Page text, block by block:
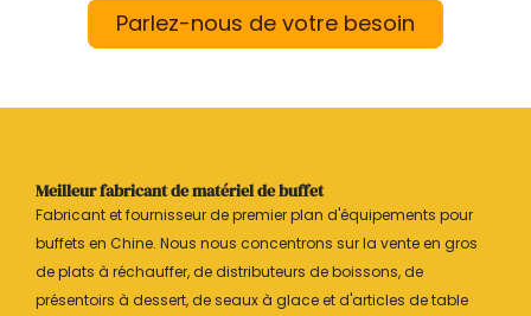
Parlez-nous de votre besoin
Meilleur fabricant de matériel de buffet
Fabricant et fournisseur de premier plan d'équipements pour
buffets en Chine. Nous nous concentrons sur la vente en gros
de plats à réchauffer, de distributeurs de boissons, de
présentoirs à dessert, de seaux à glace et d'articles de table